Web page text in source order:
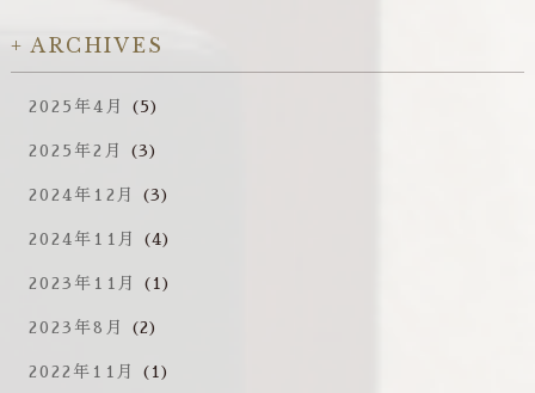
ARCHIVES
2025年4月 (5)
2025年2月 (3)
2024年12月 (3)
2024年11月 (4)
2023年11月 (1)
2023年8月 (2)
2022年11月 (1)